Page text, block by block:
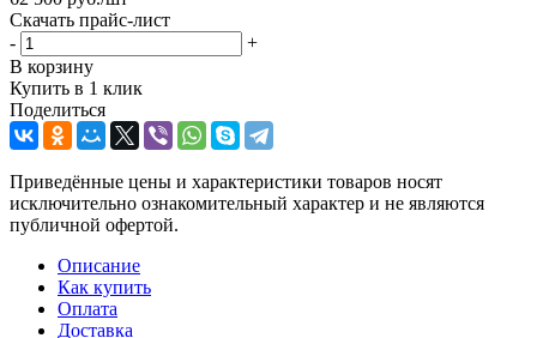
Скачать прайс-лист
-
+
В корзину
Купить в 1 клик
Поделиться
Приведённые цены и характеристики товаров носят
исключительно ознакомительный характер и не являются
публичной офертой.
Описание
Как купить
Оплата
Доставка